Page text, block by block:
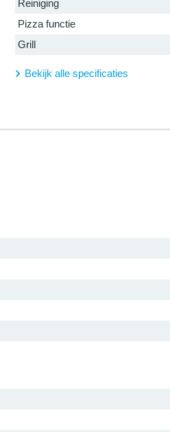
Reiniging
Pizza functie
Grill
Bekijk alle specificaties